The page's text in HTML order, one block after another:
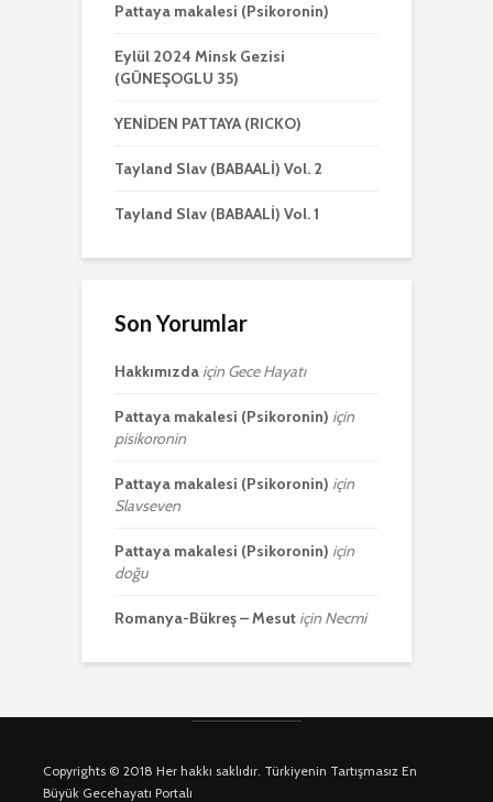
Pattaya makalesi (Psikoronin)
Eylül 2024 Minsk Gezisi
(GÜNEŞOGLU 35)
YENİDEN PATTAYA (RICKO)
Tayland Slav (BABAALİ) Vol. 2
Tayland Slav (BABAALİ) Vol. 1
Son Yorumlar
Hakkımızda için Gece Hayatı
Pattaya makalesi (Psikoronin) için
pisikoronin
Pattaya makalesi (Psikoronin) için
Slavseven
Pattaya makalesi (Psikoronin) için
doğu
Romanya-Bükreş – Mesut için Necmi
Copyrights © 2018 Her hakkı saklıdır. Türkiyenin Tartışmasız En
Büyük Gecehayatı Portalı